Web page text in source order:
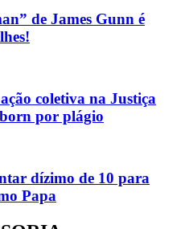
de James Gunn é
coletiva na Justiça
por plágio
dízimo de 10 para
Papa